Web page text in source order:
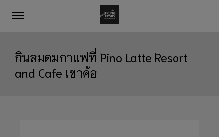
กินลมดมกาแฟที่ Pino Latte Resort
and Cafe เขาค้อ